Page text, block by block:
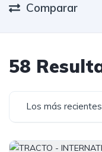
Comparar
58
Los más recientes